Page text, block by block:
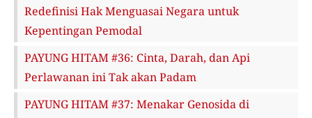
Redefinisi Hak Menguasai Negara untuk
Kepentingan Pemodal
PAYUNG HITAM #36: Cinta, Darah, dan Api
Perlawanan ini Tak akan Padam
PAYUNG HITAM #37: Menakar Genosida di